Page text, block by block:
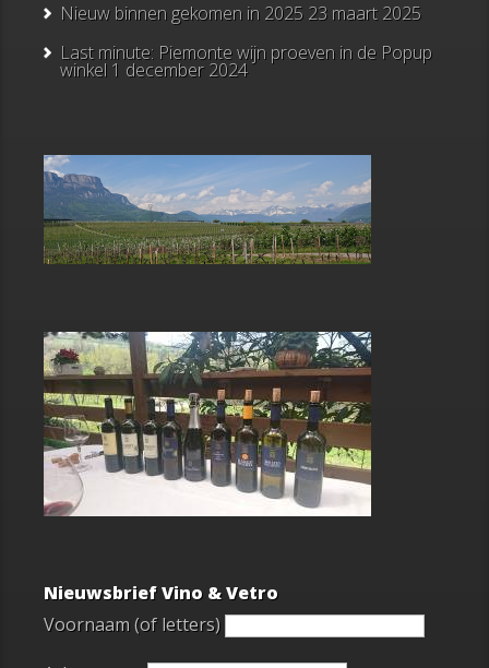
Nieuw binnen gekomen in 2025 23 maart 2025
Last minute: Piemonte wijn proeven in de Popup
winkel 1 december 2024
Nieuwsbrief Vino & Vetro
Voornaam (of letters)